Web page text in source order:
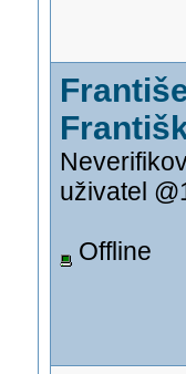
uživatel
Offline